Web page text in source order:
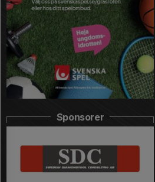
Sponsorer